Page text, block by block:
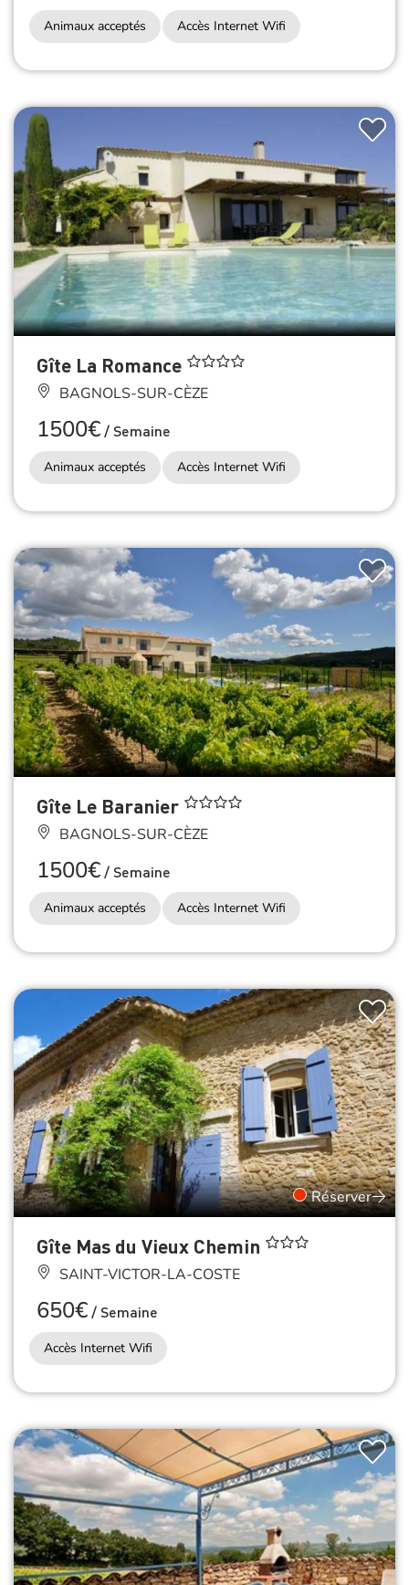
Animaux acceptés Accès Internet Wifi
Gîte La Romance
BAGNOLS-SUR-CÈZE
1500€/Semaine
Animaux acceptés Accès Internet Wifi
Gîte Le Baranier
BAGNOLS-SUR-CÈZE
1500€/Semaine
Animaux acceptés Accès Internet Wifi
Réserver
Gîte Mas du Vieux Chemin
SAINT-VICTOR-LA-COSTE
650€/Semaine
Accès Internet Wifi